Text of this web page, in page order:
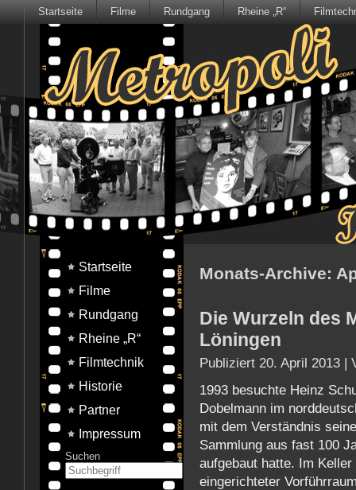
Startseite Filme Rundgang Rheine „R“
Startseite
Filme
Rundgang
Rheine „R“
Filmtechnik
Historie
Partner
Impressum
Suchen
Monats-Archive:
Die Wurzeln des
Löningen
Publiziert 20. April 2013 |
1993 besuchte Heinz
Dobelmann im
mit dem Verständnis
Sammlung aus fast 100
aufgebaut hatte. Im
eingerichteter